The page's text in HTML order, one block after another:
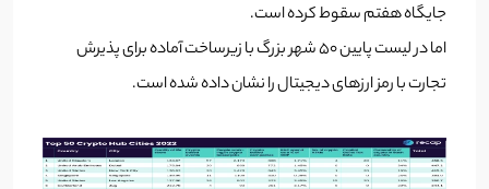
جایگاه هفتم سقوط کرده است.
اما در لیست پایین ۵۰ شهر بزرگ با زیرساخت آماده برای پذیرش
تجارت با رمز ارزهای دیجیتال را نشان داده شده است.